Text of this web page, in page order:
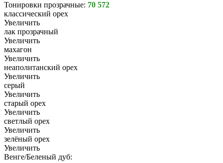
Тонировки прозрачные: 70 572
классический орех
Увеличить
лак прозрачный
Увеличить
махагон
Увеличить
неаполитанский орех
Увеличить
серый
Увеличить
старый орех
Увеличить
светлый орех
Увеличить
зелёный орех
Увеличить
Венге/Беленый дуб: